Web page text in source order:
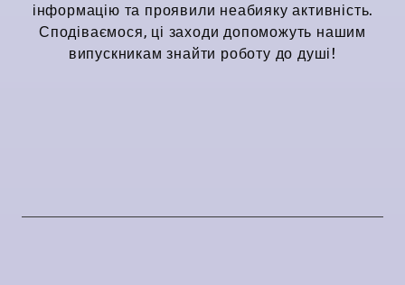
інформацію та проявили неабияку активність.
Сподіваємося, ці заходи допоможуть нашим
випускникам знайти роботу до душі!